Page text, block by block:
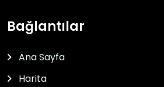
Bağlantılar
Ana Sayfa
Harita